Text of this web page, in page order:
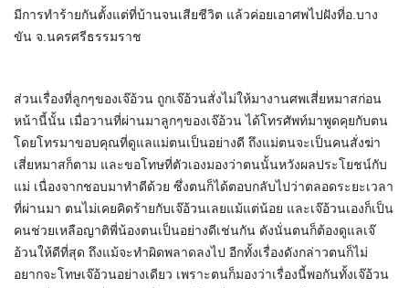
มีการทำร้ายกันตั้งแต่ที่บ้านจนเสียชีวิต แล้วค่อยเอาศพไปฝังที่อ.บาง
ขัน จ.นครศรีธรรมราช
ส่วนเรื่องที่ลูกๆของเจ๊อ้วน ถูกเจ๊อ้วนสั่งไม่ให้มางานศพเสี่ยหมาสก่อน
หน้านี้นั้น เมื่อวานที่ผ่านมาลูกๆของเจ๊อ้วน ได้โทรศัพท์มาพูดคุยกับตน
โดยโทรมาขอบคุณที่ดูแลแม่ตนเป็นอย่างดี ถึงแม่ตนจะเป็นคนสั่งฆ่า
เสี่ยหมาสก็ตาม และขอโทษที่ตัวเองมองว่าตนนั้นหวังผลประโยชน์กับ
แม่ เนื่องจากชอบมาทำดีด้วย ซึ่งตนก็ได้ตอบกลับไปว่าตลอดระยะเวลา
ที่ผ่านมา ตนไม่เคยคิดร้ายกับเจ๊อ้วนเลยแม้แต่น้อย และเจ๊อ้วนเองก็เป็น
คนช่วยเหลือญาติพี่น้องตนเป็นอย่างดีเช่นกัน ดังนั่นตนก็ต้องดูแลเจ๊
อ้วนให้ดีที่สุด ถึงแม้จะทำผิดพลาดลงไป อีกทั้งเรื่องดังกล่าวตนก็ไม่
อยากจะโทษเจ๊อ้วนอย่างเดียว เพราะตนก็มองว่าเรื่องนี้พอกันทั้งเจ๊อ้วน